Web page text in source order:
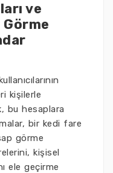
ve
kişilerle
bu hesaplara
bir kedi fare
görme
kişisel
ele geçirme